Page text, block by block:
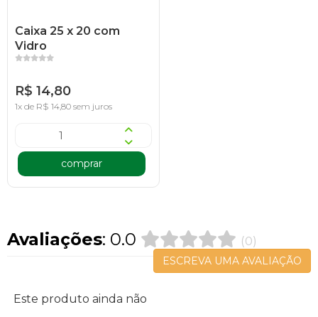
Caixa 25 x 20 com
Vidro
R$ 14,80
1x de R$ 14,80 sem juros
comprar
Avaliações: 0.0 (0)
ESCREVA UMA AVALIAÇÃO
Este produto ainda não